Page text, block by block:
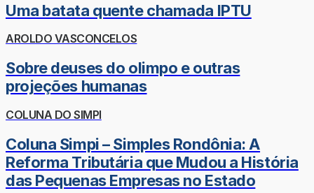
Uma batata quente chamada IPTU
AROLDO VASCONCELOS
Sobre deuses do olimpo e outras
projeções humanas
COLUNA DO SIMPI
Coluna Simpi – Simples Rondônia: A
Reforma Tributária que Mudou a História
das Pequenas Empresas no Estado